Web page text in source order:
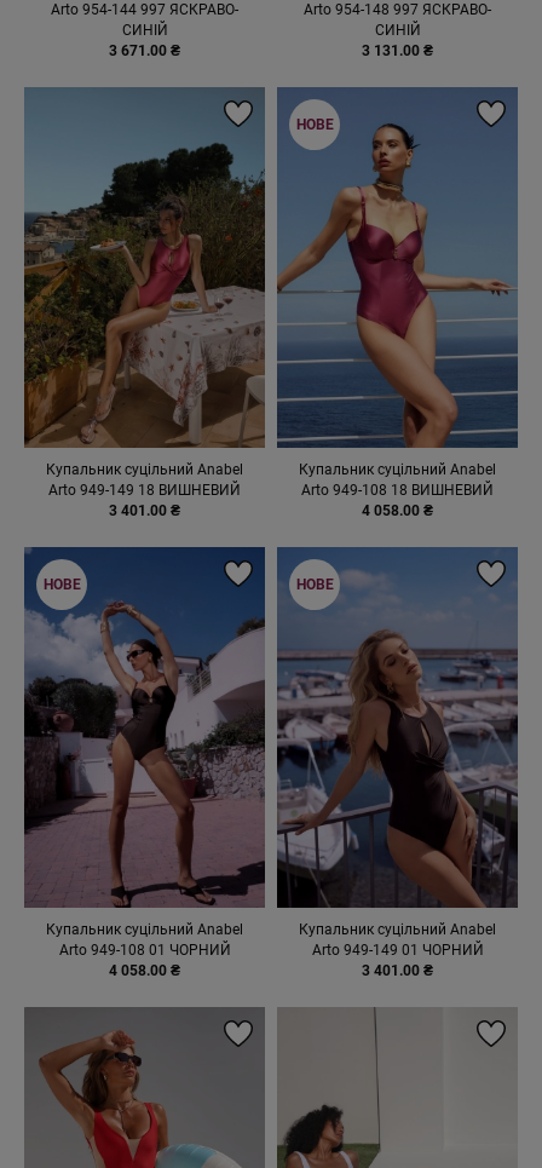
Arto 954-144 997 ЯСКРАВО-
СИНІЙ
3 671.00 ₴
Arto 954-148 997 ЯСКРАВО-
СИНІЙ
3 131.00 ₴
Купальник суцільний Anabel
Arto 949-149 18 ВИШНЕВИЙ
3 401.00 ₴
Купальник суцільний Anabel
Arto 949-108 18 ВИШНЕВИЙ
4 058.00 ₴
НОВЕ
Купальник суцільний Anabel
Arto 949-108 01 ЧОРНИЙ
4 058.00 ₴
НОВЕ
Купальник суцільний Anabel
Arto 949-149 01 ЧОРНИЙ
3 401.00 ₴
НОВЕ